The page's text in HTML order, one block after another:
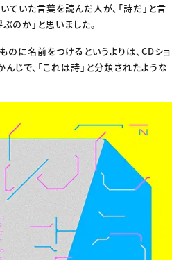
ていた言葉を読んだ人が、「詩だ」と言
のか」と思いました。
のに名前をつけるというよりは、CDショ
じで、「これは詩」と分類されたような